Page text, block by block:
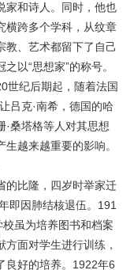
家和诗人。同时，他也
横跨多个学科，从纹章
教、艺术都留下了自己
以“思想家”的称号。
世纪后期起，随着法国
吕克·南希，德国的哈
·桑塔格等人对其思想
越来越重要的影响。
的比隆，四岁时举家迁
即因肺结核退伍。191
虽为培养图书和档案
面对学生进行训练，
良好的培养。1922年6